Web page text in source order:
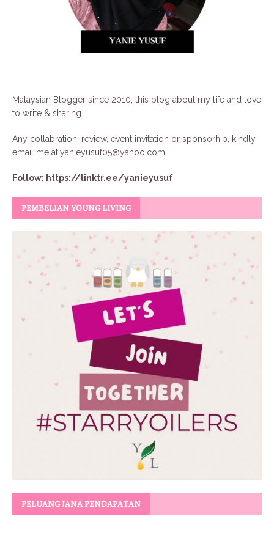
Malaysian Blogger since 2010, this blog about my life and love
to write & sharing.
Any collabration, review, event invitation or sponsorhip, kindly
email me atyanieyusuf05@yahoo.com
Follow: https://linktr.ee/yanieyusuf
PEMBELIAN YOUNG LIVING
PELUANG JANA PENDAPATAN